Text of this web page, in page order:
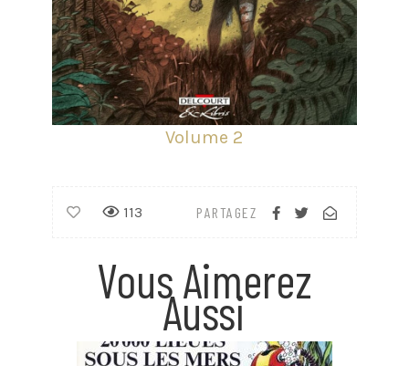
Volume 2
PARTAGEZ
113
Vous Aimerez
Aussi